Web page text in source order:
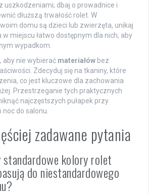
uszkodzeniami; dbaj o prowadnice i
dłuższą trwałość rolet. W
domu są dzieci lub zwierzęta, unikaj
w miejscu łatwo dostępnym dla nich, aby
wypadkom.
aby nie wybierać materiałów bez
Zdecyduj się na tkaniny, które
co jest kluczowe dla zachowania
Przestrzeganie tych praktycznych
najczęstszych pułapek przy
do salonu.
zadawane pytania
kolory rolet
do niestandardowego